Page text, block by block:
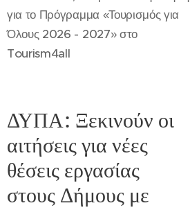
για το Πρόγραμμα «Τουρισμός για
Όλους 2026 - 2027» στο
Tourism4all
ΔΥΠΑ: Ξεκινούν οι
αιτήσεις για νέες
θέσεις εργασίας
στους Δήμους με